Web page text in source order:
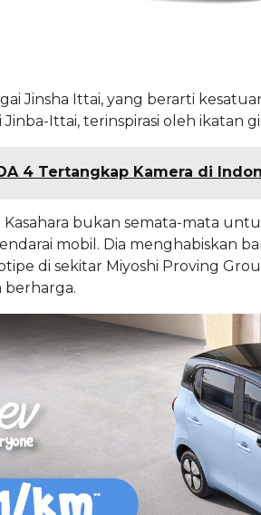
Jinsha Ittai, yang berarti
Ittai, terinspirasi oleh ikatan
4 Tertangkap Kamera di
Kasahara bukan semata-mata
mobil. Dia menghabiskan
di sekitar Miyoshi Proving